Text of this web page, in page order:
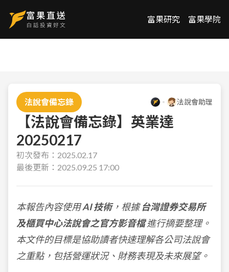
富果研究 富果學院
法說會備忘錄 法說會助理
【法說會備忘錄】英業達
20250217
初次發布： 2025.02.17
最後更新： 2025.09.25 17:00
本報告內容使用AI 技術，根據台灣證券交易所
及櫃買中心法說會之官方影音檔進行摘要整理。
本文件的目標是協助讀者快速理解各公司法說會
之重點，包括營運狀況、財務表現及未來展望。